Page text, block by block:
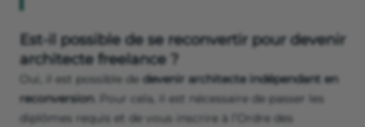
Est-il possible de se reconvertir pour devenir
architecte freelance ?
Oui, il est possible de devenir architecte indépendant en
reconversion. Pour cela, il est nécessaire de passer les
diplômes requis et de vous inscrire à l’Ordre des